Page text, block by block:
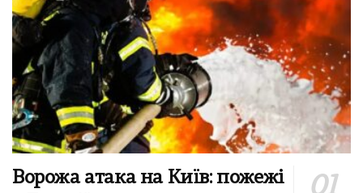
Ворожа атака на Київ: пожежі